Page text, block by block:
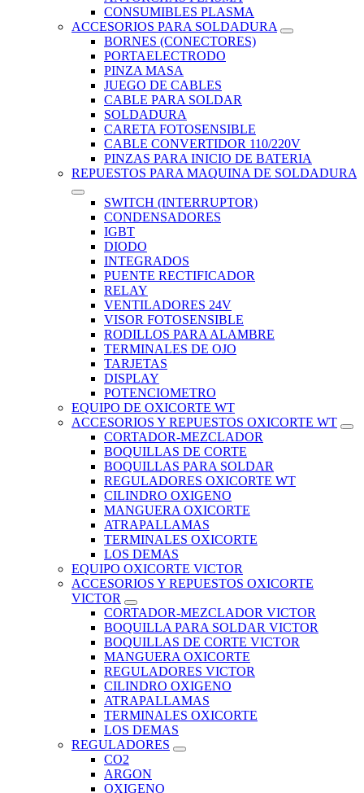
CONSUMIBLES PLASMA
ACCESORIOS PARA SOLDADURA
BORNES (CONECTORES)
PORTAELECTRODO
PINZA MASA
JUEGO DE CABLES
CABLE PARA SOLDAR
SOLDADURA
CARETA FOTOSENSIBLE
CABLE CONVERTIDOR 110/220V
PINZAS PARA INICIO DE BATERIA
REPUESTOS PARA MAQUINA DE SOLDADURA
SWITCH (INTERRUPTOR)
CONDENSADORES
IGBT
DIODO
INTEGRADOS
PUENTE RECTIFICADOR
RELAY
VENTILADORES 24V
VISOR FOTOSENSIBLE
RODILLOS PARA ALAMBRE
TERMINALES DE OJO
TARJETAS
DISPLAY
POTENCIOMETRO
EQUIPO DE OXICORTE WT
ACCESORIOS Y REPUESTOS OXICORTE WT
CORTADOR-MEZCLADOR
BOQUILLAS DE CORTE
BOQUILLAS PARA SOLDAR
REGULADORES OXICORTE WT
CILINDRO OXIGENO
MANGUERA OXICORTE
ATRAPALLAMAS
TERMINALES OXICORTE
LOS DEMAS
EQUIPO OXICORTE VICTOR
ACCESORIOS Y REPUESTOS OXICORTE
VICTOR
CORTADOR-MEZCLADOR VICTOR
BOQUILLA PARA SOLDAR VICTOR
BOQUILLAS DE CORTE VICTOR
MANGUERA OXICORTE
REGULADORES VICTOR
CILINDRO OXIGENO
ATRAPALLAMAS
TERMINALES OXICORTE
LOS DEMAS
REGULADORES
CO2
ARGON
OXIGENO